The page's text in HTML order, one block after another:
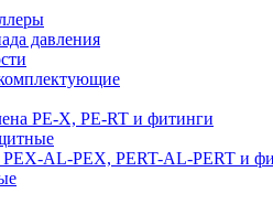
давления
PE-X, PE-RT и фитинги
PEX-AL-PEX, PERT-AL-PERT и